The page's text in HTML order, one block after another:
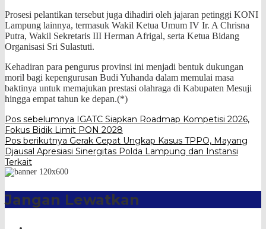
​Prosesi pelantikan tersebut juga dihadiri oleh jajaran petinggi KONI
Lampung lainnya, termasuk Wakil Ketua Umum IV Ir. A Chrisna
Putra, Wakil Sekretaris III Herman Afrigal, serta Ketua Bidang
Organisasi Sri Sulastuti.
Kehadiran para pengurus provinsi ini menjadi bentuk dukungan
moril bagi kepengurusan Budi Yuhanda dalam memulai masa
baktinya untuk memajukan prestasi olahraga di Kabupaten Mesuji
hingga empat tahun ke depan.(*)
Navigasi
pos
Pos sebelumnya IGATC Siapkan Roadmap Kompetisi 2026,
Fokus Bidik Limit PON 2028
Pos berikutnya Gerak Cepat Ungkap Kasus TPPO, Mayang
Djausal Apresiasi Sinergitas Polda Lampung dan Instansi
Terkait
Jangan Lewatkan